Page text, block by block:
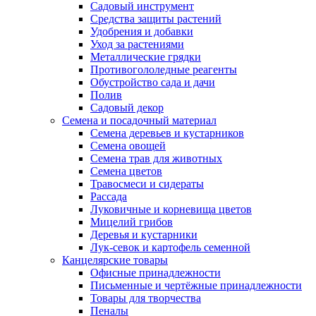
Садовый инструмент
Средства защиты растений
Удобрения и добавки
Уход за растениями
Металлические грядки
Противогололедные реагенты
Обустройство сада и дачи
Полив
Садовый декор
Семена и посадочный материал
Семена деревьев и кустарников
Семена овощей
Семена трав для животных
Семена цветов
Травосмеси и сидераты
Рассада
Луковичные и корневища цветов
Мицелий грибов
Деревья и кустарники
Лук-севок и картофель семенной
Канцелярские товары
Офисные принадлежности
Письменные и чертёжные принадлежности
Товары для творчества
Пеналы